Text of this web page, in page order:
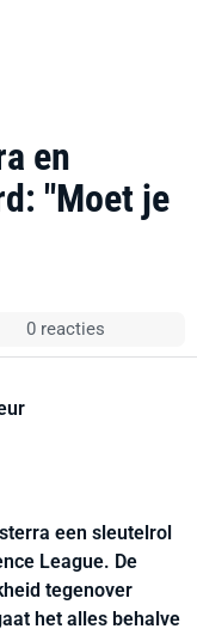
en
"Moet je
0 reacties
een sleutelrol
League. De
tegenover
het alles behalve